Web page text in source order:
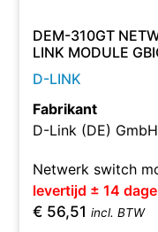
DEM-310GT
LINK MODULE
D-LINK
Fabrikant
D-Link (DE) GmbH
Netwerk switch
levertijd ± 14
€ 56,51 incl. BTW